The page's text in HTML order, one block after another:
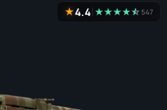
CZ75 自动
Five-SeveN
AK-47
★4.4 ★★★★★
☆547